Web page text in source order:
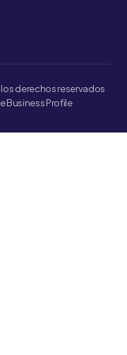
derechos reservados
Business Profile